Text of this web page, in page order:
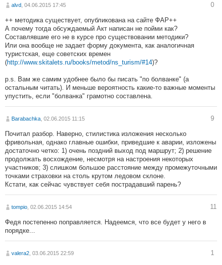
alvd , 04.06.2015 17:45 0
++ методика существует, опубликована на сайте ФАР++
А почему тогда обсуждаемый Акт написан не пойми как?
Составлявшие его не в курсе про существовании методики?
Или она вообще не задает форму документа, как аналогичная
туристская, еще советских времен
(http://www.skitalets.ru/books/metod/ns_turism/#14)?
p.s. Вам же самим удобнее было бы писать "по болванке" (а
остальным читать). И меньше вероятность какие-то важные моменты
упустить, если "болванка" грамотно составлена.
Barabachka , 02.06.2015 11:15 9
Почитал разбор. Наверно, стилистика изложения несколько
фривольная, однако главные ошибки, приведшие к аварии, изложены
достаточно четко: 1) очень поздний выход под маршрут; 2) решение
продолжать восхождение, несмотря на настроения некоторых
участников; 3) слишком большое расстояние между промежуточными
точками страховки на столь крутом ледовом склоне.
Кстати, как сейчас чувствует себя пострадавший парень?
tompio , 02.06.2015 14:54 11
Федя постепенно поправляется. Надеемся, что все будет у него в
порядке...
valera2 , 03.06.2015 22:59 1